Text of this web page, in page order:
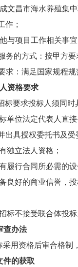
成文昌市海水养殖集
作；
与项目工作相关事宜
务的方式：按甲方要
求：满足国家规程
资格要求
标要求投标人须同时
标单位法定代表人直
出具授权委托书及
独立法人资格；
有履行合同所必需的
备良好的商业信誉，
标不接受联合体投标
查办法
采用资格后审合格制
件的获取